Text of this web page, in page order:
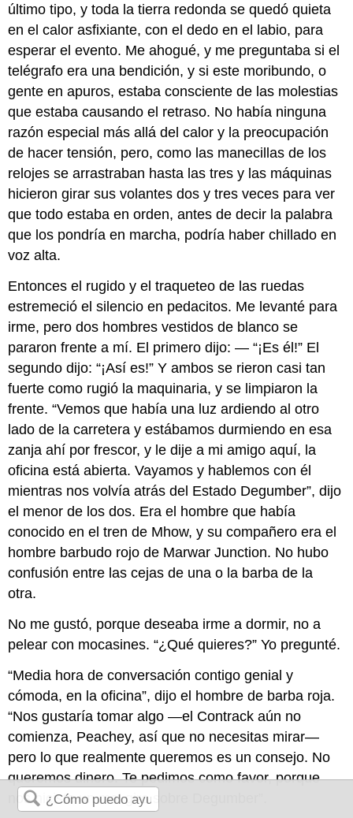
último tipo, y toda la tierra redonda se quedó quieta
en el calor asfixiante, con el dedo en el labio, para
esperar el evento. Me ahogué, y me preguntaba si el
telégrafo era una bendición, y si este moribundo, o
gente en apuros, estaba consciente de las molestias
que estaba causando el retraso. No había ninguna
razón especial más allá del calor y la preocupación
de hacer tensión, pero, como las manecillas de los
relojes se arrastraban hasta las tres y las máquinas
hicieron girar sus volantes dos y tres veces para ver
que todo estaba en orden, antes de decir la palabra
que los pondría en marcha, podría haber chillado en
voz alta.
Entonces el rugido y el traqueteo de las ruedas
estremeció el silencio en pedacitos. Me levanté para
irme, pero dos hombres vestidos de blanco se
pararon frente a mí. El primero dijo: — “¡Es él!” El
segundo dijo: “¡Así es!” Y ambos se rieron casi tan
fuerte como rugió la maquinaria, y se limpiaron la
frente. “Vemos que había una luz ardiendo al otro
lado de la carretera y estábamos durmiendo en esa
zanja ahí por frescor, y le dije a mi amigo aquí, la
oficina está abierta. Vayamos y hablemos con él
mientras nos volvía atrás del Estado Degumber”, dijo
el menor de los dos. Era el hombre que había
conocido en el tren de Mhow, y su compañero era el
hombre barbudo rojo de Marwar Junction. No hubo
confusión entre las cejas de una o la barba de la
otra.
No me gustó, porque deseaba irme a dormir, no a
pelear con mocasines. “¿Qué quieres?” Yo pregunté.
“Media hora de conversación contigo genial y
cómoda, en la oficina”, dijo el hombre de barba roja.
“Nos gustaría tomar algo —el Contrack aún no
comienza, Peachey, así que no necesitas mirar—
pero lo que realmente queremos es un consejo. No
queremos dinero. Te pedimos como favor, porque
nos hiciste un mal giro sobre Degumber”.